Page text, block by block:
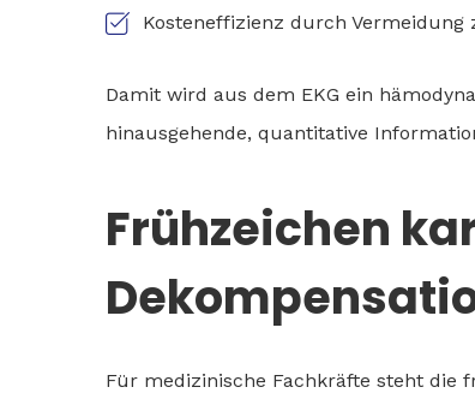
Kosteneffizienz durch
Damit wird aus dem EKG ein
hinausgehende, quantitative
Frühzeichen
Für medizinische Fachkräfte steht die